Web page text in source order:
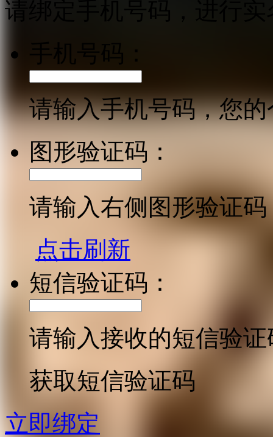
请绑定手机号码，进行
手机号码：
请输入手机号码，您
图形验证码：
请输入右侧图形验证码
点击刷新
短信验证码：
请输入接收的短信验证
获取短信验证码
立即绑定